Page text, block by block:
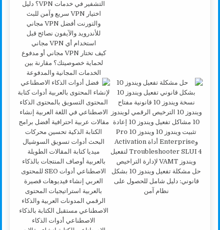
كيف تختار VPN مجاني أو مدفوع
لحماية خصوصيتك؟ مقارنة بين
الخدمات المجانية والمدفوعة
حل مشكلة تفعيل ويندوز 10 بشكل
قانوني: دليل شامل للحصول على
نظام آمن